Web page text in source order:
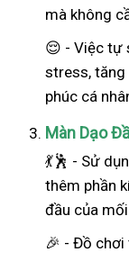
mà không
😌 - Việc tự
stress, tăng
phúc cá
Màn Dạo
💃🕺 - Sử
thêm phần
đầu của
🎉 - Đồ